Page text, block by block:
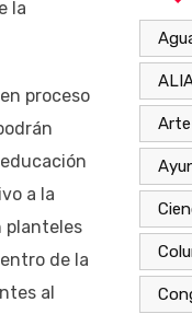
la
proceso
a la
planteles
de la
al